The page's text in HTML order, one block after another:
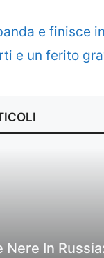
e finisce
e un ferito
Nere In Russia: